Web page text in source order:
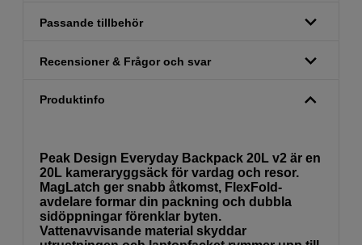
Passande tillbehör
Recensioner & Frågor och svar
Produktinfo
Peak Design Everyday Backpack 20L v2 är en
20L kameraryggsäck för vardag och resor.
MagLatch ger snabb åtkomst, FlexFold-
avdelare formar din packning och dubbla
sidöppningar förenklar byten.
Vattenavvisande material skyddar